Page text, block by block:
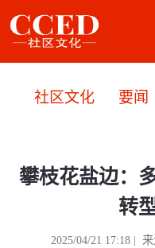
社区文化 要闻
攀枝花盐边：
转
2025/04/21 17:18 |